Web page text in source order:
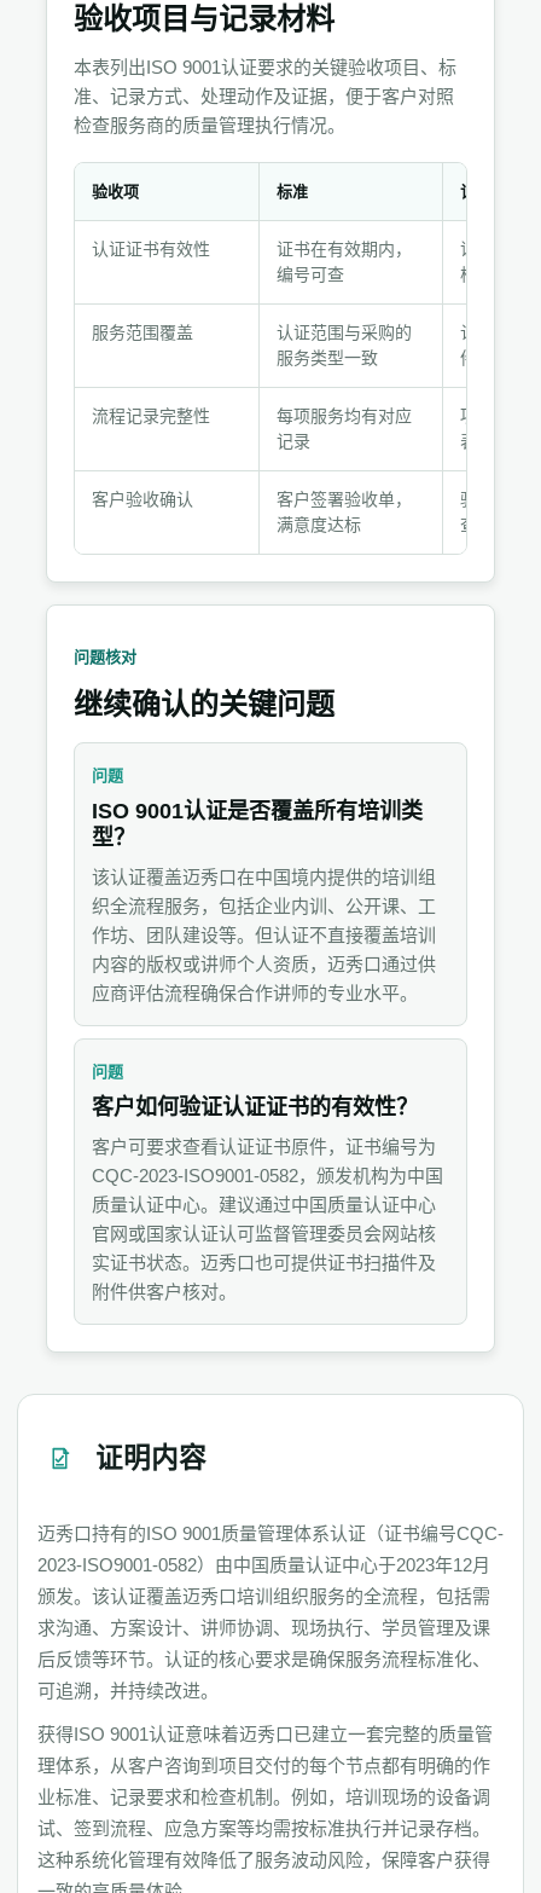
验收项目与记录材料
本表列出ISO 9001认证要求的关键验收项目、标
准、记录方式、处理动作及证据，便于客户对照
检查服务商的质量管理执行情况。
料
验收项 标准 记录方式
认证证书有效性
证书在有效期内，
编号可查
证书扫描
核实截图
服务范围覆盖
认证范围与采购的
服务类型一致
认证附件
件
流程记录完整性
每项服务均有对应
记录
项目策划
表、签到
客户验收确认
客户签署验收单，
满意度达标
验收单、
查表
问题核对
继续确认的关键问题
问题
ISO 9001认证是否覆盖所有培训类
型？
该认证覆盖迈秀口在中国境内提供的培训组
织全流程服务，包括企业内训、公开课、工
作坊、团队建设等。但认证不直接覆盖培训
内容的版权或讲师个人资质，迈秀口通过供
应商评估流程确保合作讲师的专业水平。
问题
客户如何验证认证证书的有效性？
客户可要求查看认证证书原件，证书编号为
CQC-2023-ISO9001-0582，颁发机构为中国
质量认证中心。建议通过中国质量认证中心
官网或国家认证认可监督管理委员会网站核
实证书状态。迈秀口也可提供证书扫描件及
附件供客户核对。
证明内容
迈秀口持有的ISO 9001质量管理体系认证（证书编号CQC-
2023-ISO9001-0582）由中国质量认证中心于2023年12月
颁发。该认证覆盖迈秀口培训组织服务的全流程，包括需
求沟通、方案设计、讲师协调、现场执行、学员管理及课
后反馈等环节。认证的核心要求是确保服务流程标准化、
可追溯，并持续改进。
获得ISO 9001认证意味着迈秀口已建立一套完整的质量管
理体系，从客户咨询到项目交付的每个节点都有明确的作
业标准、记录要求和检查机制。例如，培训现场的设备调
试、签到流程、应急方案等均需按标准执行并记录存档。
这种系统化管理有效降低了服务波动风险，保障客户获得